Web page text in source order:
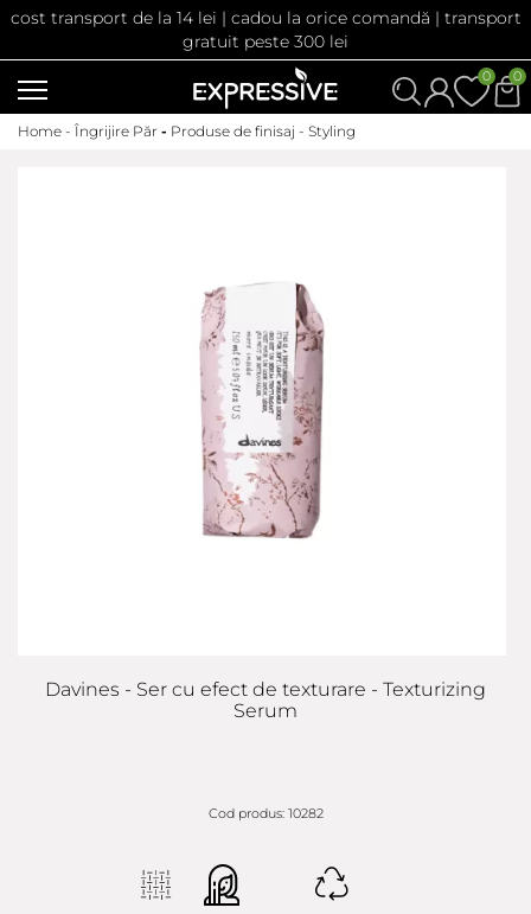
cost transport de la 14 lei | cadou la orice comandă | transport
gratuit peste 300 lei
0
0
Home - Îngrijire Păr - Produse de finisaj - Styling
Davines - Ser cu efect de texturare - Texturizing
Serum
Cod produs: 10282